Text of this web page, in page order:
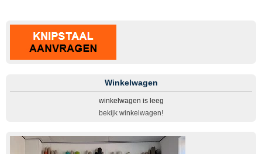
Winkelwagen
winkelwagen is leeg
bekijk winkelwagen!